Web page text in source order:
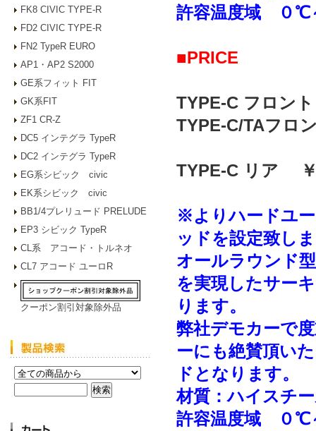
FK8 CIVIC TYPE-R
FD2 CIVIC TYPE-R
FN2 TypeR EURO
AP1・AP2 S2000
GE系フィット FIT
GK系FIT
ZF1 CR-Z
DC5 インテグラ TypeR
DC2 インテグラ TypeR
EG系シビック civic
EK系シビック civic
BB1/4プレリュード PRELUDE
EP3 シビック TypeR
CL系 アコード・トルネオ
CL7 アコード ユーロR
クーポン割引対象除外品
許容温度域 ０℃
■PRICE
TYPE-C フロン
TYPE-C/TAフロ
TYPE-C リア ￥
※よりハードユ
ッドを設定致し
オールラウンド
を実現したサー
ります。
弊社デモカーで
ーにも絶賛頂い
ドとなります。
材質：ハイスチ
許容温度域 ０℃